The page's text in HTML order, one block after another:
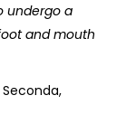
undergo a
and mouth